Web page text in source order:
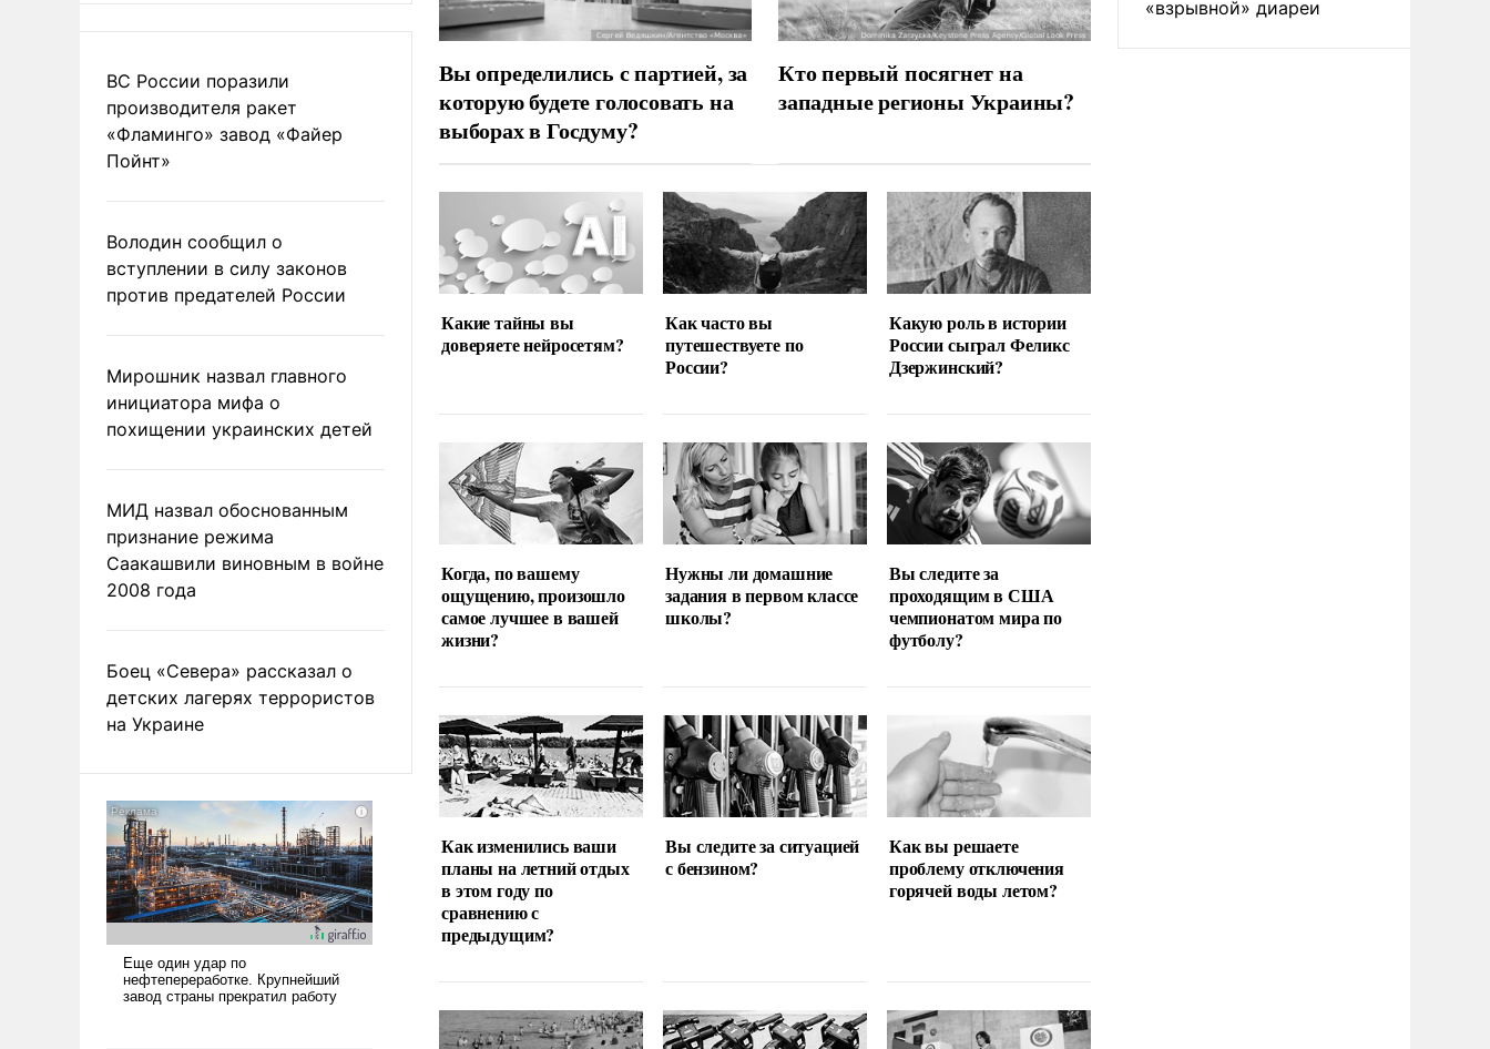
ВС России поразили
производителя ракет
«Фламинго» завод «Файер
Пойнт»
Володин сообщил о
вступлении в силу законов
против предателей России
Мирошник назвал главного
инициатора мифа о
похищении украинских детей
МИД назвал обоснованным
признание режима
Саакашвили виновным в войне
2008 года
Боец «Севера» рассказал о
детских лагерях террористов
на Украине
Вы определились с партией, за
которую будете голосовать на
выборах в Госдуму?
Кто первый посягнет на
западные регионы Украины?
Какие тайны вы
доверяете нейросетям?
Как часто вы
путешествуете по
России?
Какую роль в истории
России сыграл Феликс
Дзержинский?
Когда, по вашему
ощущению, произошло
самое лучшее в вашей
жизни?
Нужны ли домашние
задания в первом классе
школы?
Вы следите за
проходящим в США
чемпионатом мира по
футболу?
Как изменились ваши
планы на летний отдых
в этом году по
сравнению с
предыдущим?
Вы следите за ситуацией
с бензином?
Как вы решаете
проблему отключения
горячей воды летом?
«взрывной» диареи